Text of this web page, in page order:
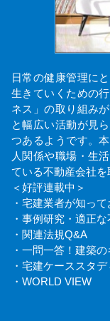
日常の健康管理に
生きていくための
ネス」の取り組み
と幅広い活動が見
つあるようです。
人関係や職場・生
ている不動産会社を
＜好評連載中＞
・宅建業者が知っ
・事例研究・適正
・関連法規Q&A
・一問一答！建築
・宅建ケーススタ
・WORLD VIEW